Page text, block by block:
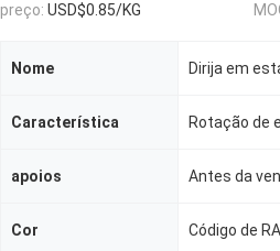
preço: USD$0.85/KG
Nome
Característica
apoios Antes da
Cor